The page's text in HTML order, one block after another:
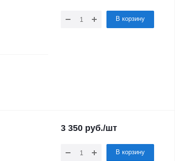
В корзину
3 350 руб./шт
В корзину